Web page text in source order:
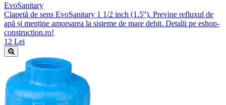
EvoSanitary
Clapetă de sens EvoSanitary 1 1/2 inch (1.5''). Previne refluxul de
apă și menține amorsarea la sisteme de mare debit. Detalii pe eshop-
construction.ro!
12 Lei